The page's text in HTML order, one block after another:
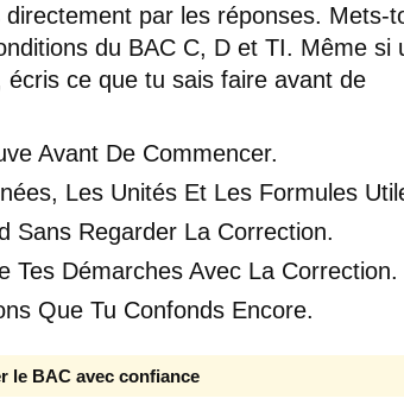
par les réponses. Mets-
du BAC C, D et TI. Même si
écris ce que tu sais faire avant de
Avant De Commencer.
Les Unités Et Les Formules
Sans Regarder La Correction.
Tes Démarches Avec La Correction.
Que Tu Confonds Encore.
le BAC avec confiance